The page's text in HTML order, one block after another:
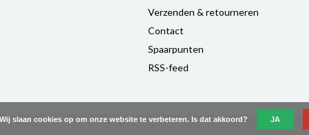
Verzenden & retourneren
Contact
Spaarpunten
RSS-feed
Wij slaan cookies op om onze website te verbeteren. Is dat akkoord? JA